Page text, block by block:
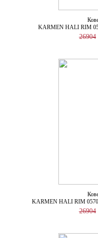
KARMEN HALI RIM
26904
KARMEN HALI RIM
26904